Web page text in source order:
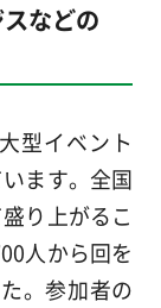
などの
型イベント
ます。全国
り上がるこ
人から回を
。参加者の